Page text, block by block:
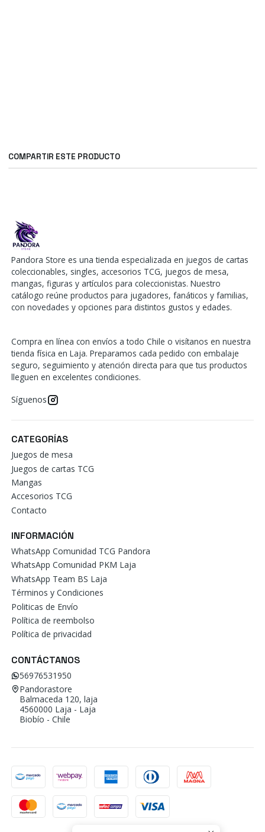
COMPARTIR ESTE PRODUCTO
Pandora Store es una tienda especializada en juegos de cartas
coleccionables, singles, accesorios TCG, juegos de mesa,
mangas, figuras y artículos para coleccionistas. Nuestro
catálogo reúne productos para jugadores, fanáticos y familias,
con novedades y opciones para distintos gustos y edades.
Compra en línea con envíos a todo Chile o visítanos en nuestra
tienda física en Laja. Preparamos cada pedido con embalaje
seguro, seguimiento y atención directa para que tus productos
lleguen en excelentes condiciones.
Síguenos
CATEGORÍAS
Juegos de mesa
Juegos de cartas TCG
Mangas
Accesorios TCG
Contacto
INFORMACIÓN
WhatsApp Comunidad TCG Pandora
WhatsApp Comunidad PKM Laja
WhatsApp Team BS Laja
Términos y Condiciones
Politicas de Envío
Política de reembolso
Política de privacidad
CONTÁCTANOS
56976531950
Pandorastore
Balmaceda 120, laja
4560000 Laja - Laja
Biobío - Chile